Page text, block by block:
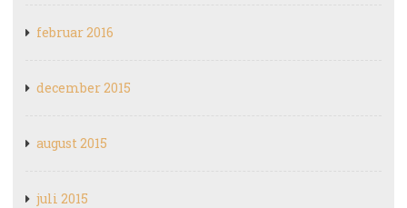
februar 2016
december 2015
august 2015
juli 2015